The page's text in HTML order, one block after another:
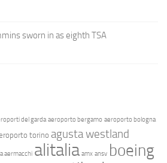
sworn in as eighth TSA
del garda aeroporto bergamo aeroporto bologna
torino agusta westland
aermacchi alitalia amx ansv boeing